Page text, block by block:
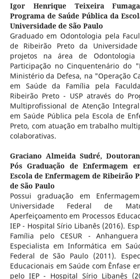
Igor Henrique Teixeira
Programa de Saúde Pública da
Universidade de São Paulo
Graduado em Odontologia pela
de Ribeirão Preto da
projetos na área de Odontologia
Participação no Cinquentenário do
Ministério da Defesa, na "Operação
em Saúde da Família pela
Ribeirão Preto - USP através do
Multiprofissional de Atenção
em Saúde Pública pela Escola de
Preto, com atuação em trabalho
colaborativas.
Graciano Almeida Sudré,
Pós Graduação de Enfermagem
Escola de Enfermagem de Ribeirão
de São Paulo
Possui graduação em
Universidade Federal de
Aperfeiçoamento em Processos
IEP - Hospital Sírio Libanês (2016).
Família pelo CESUR -
Especialista em Informática em
Federal de São Paulo (2011).
Educacionais em Saúde com Ênfase
pelo IEP - Hospital Sírio Libanês